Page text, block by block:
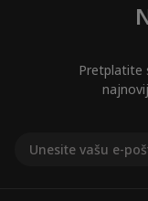
Pretplatite